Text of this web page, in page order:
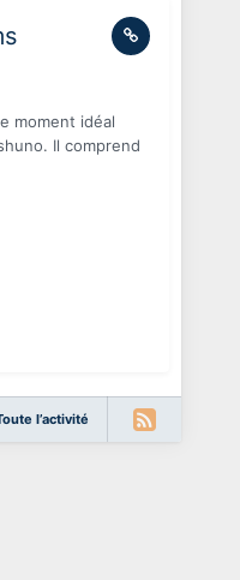
moment idéal
Il comprend
l’activité